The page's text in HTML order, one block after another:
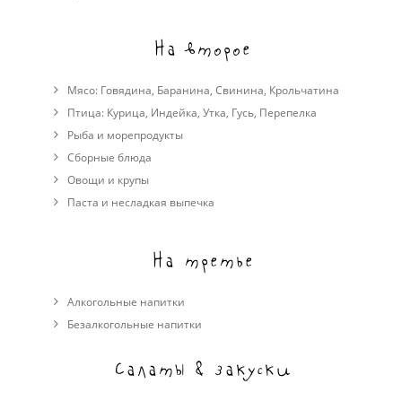
На второе
Мясо: Говядина, Баранина, Свинина, Крольчатина
Птица: Курица, Индейка, Утка, Гусь, Перепелка
Рыба и морепродукты
Сборные блюда
Овощи и крупы
Паста и несладкая выпечка
На третье
Алкогольные напитки
Безалкогольные напитки
Салаты & закуски